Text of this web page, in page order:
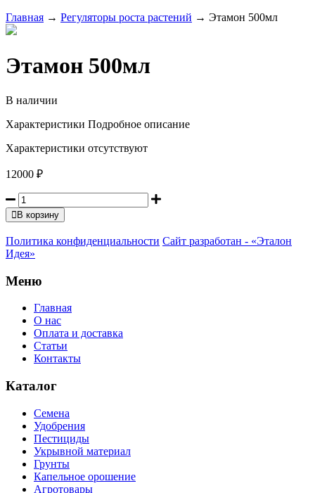
Главная → Регуляторы роста растений → Этамон 500мл
Этамон 500мл
В наличии
Характеристики Подробное описание
Характеристики отсутствуют
12000 ₽
В корзину
Политика конфиденциальности Сайт разработан - «Эталон
Идея»
Меню
Главная
О нас
Оплата и доставка
Статьи
Контакты
Каталог
Семена
Удобрения
Пестициды
Укрывной материал
Грунты
Капельное орошение
Агротовары